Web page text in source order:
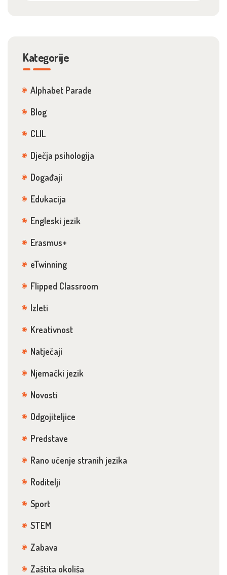
Kategorije
Alphabet Parade
Blog
CLIL
Dječja psihologija
Događaji
Edukacija
Engleski jezik
Erasmus+
eTwinning
Flipped Classroom
Izleti
Kreativnost
Natječaji
Njemački jezik
Novosti
Odgojiteljice
Predstave
Rano učenje stranih jezika
Roditelji
Sport
STEM
Zabava
Zaštita okoliša